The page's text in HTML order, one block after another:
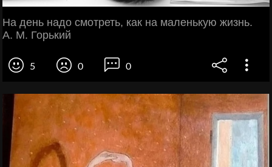
На день надо смотреть, как на маленькую жизнь.
А. М. Горький
5 0 0